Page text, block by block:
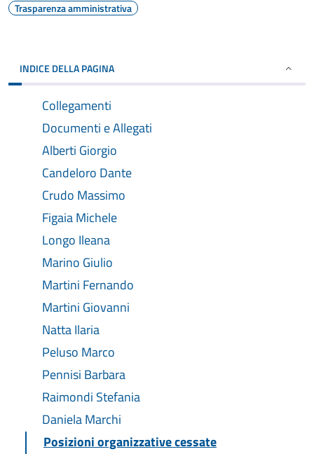
Trasparenza amministrativa
INDICE DELLA PAGINA
Collegamenti
Documenti e Allegati
Alberti Giorgio
Candeloro Dante
Crudo Massimo
Figaia Michele
Longo Ileana
Marino Giulio
Martini Fernando
Martini Giovanni
Natta Ilaria
Peluso Marco
Pennisi Barbara
Raimondi Stefania
Daniela Marchi
Posizioni organizzative cessate